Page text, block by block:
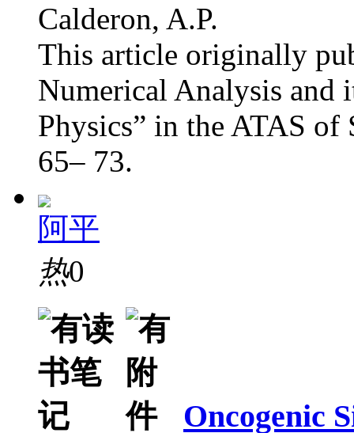
Calderon, A.P.
This article originally
Numerical Analysis and
Physics” in the ATAS
65– 73.
阿平
热0
Oncogenic